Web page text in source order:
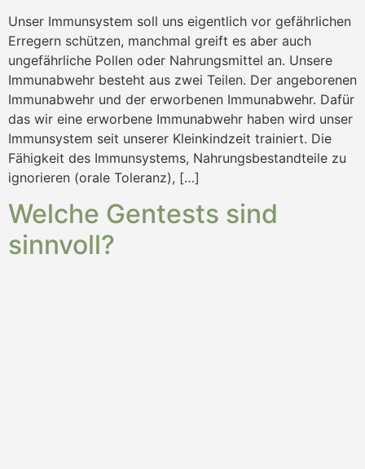
Unser Immunsystem soll uns eigentlich vor gefährlichen
Erregern schützen, manchmal greift es aber auch
ungefährliche Pollen oder Nahrungsmittel an. Unsere
Immunabwehr besteht aus zwei Teilen. Der angeborenen
Immunabwehr und der erworbenen Immunabwehr. Dafür
das wir eine erworbene Immunabwehr haben wird unser
Immunsystem seit unserer Kleinkindzeit trainiert. Die
Fähigkeit des Immunsystems, Nahrungsbestandteile zu
ignorieren (orale Toleranz), […]
Welche Gentests sind
sinnvoll?